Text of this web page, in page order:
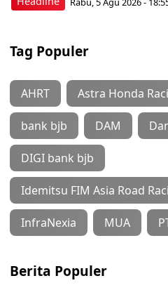
Tag Populer
AHRT Astra Honda
bank bjb DAM
DIGI bank bjb
Idemitsu FIM Asia Road
InfraNexia MUA
Berita Populer